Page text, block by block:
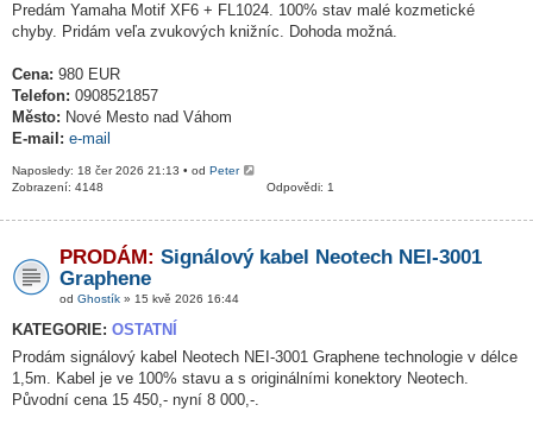
Predám Yamaha Motif XF6 + FL1024. 100% stav malé kozmetické
chyby. Pridám veľa zvukových knižníc. Dohoda možná.
Cena: 980 EUR
Telefon: 0908521857
Město: Nové Mesto nad Váhom
E-mail: e-mail
Naposledy: 18 čer 2026 21:13 • od Peter
Odpovědi: 1
Zobrazení: 4148
PRODÁM: Signálový kabel Neotech NEI-3001
Graphene
od Ghostík » 15 kvě 2026 16:44
KATEGORIE: OSTATNÍ
Prodám signálový kabel Neotech NEI-3001 Graphene technologie v délce
1,5m. Kabel je ve 100% stavu a s originálními konektory Neotech.
Původní cena 15 450,- nyní 8 000,-.